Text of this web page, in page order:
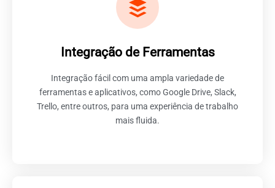
Integração de Ferramentas
Integração fácil com uma ampla variedade de
ferramentas e aplicativos, como Google Drive, Slack,
Trello, entre outros, para uma experiência de trabalho
mais fluida.
Ampliando a Eficiência com o
ClickUp
A capacidade de integração de ferramentas é um dos
pontos mais robustos e atrativos do ClickUp,
tornando-o uma solução central para equipes que
desejam consolidar e otimizar seu conjunto de
ferramentas de trabalho.